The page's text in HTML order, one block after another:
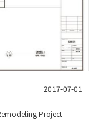
2017-07-01
Project